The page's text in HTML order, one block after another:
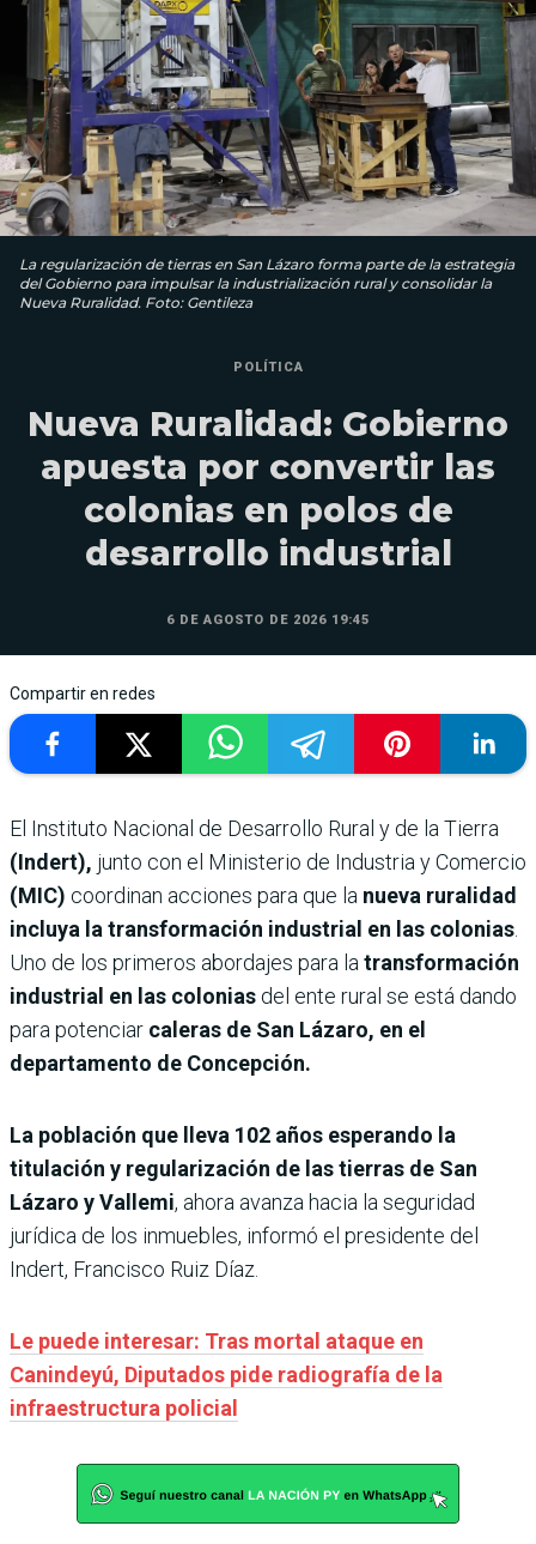
La regularización de tierras en San Lázaro forma parte de la estrategia
del Gobierno para impulsar la industrialización rural y consolidar la
Nueva Ruralidad. Foto: Gentileza
POLÍTICA
Nueva Ruralidad: Gobierno
apuesta por convertir las
colonias en polos de
desarrollo industrial
6 DE AGOSTO DE 2026 19:45
Compartir en redes
El Instituto Nacional de Desarrollo Rural y de la Tierra
(Indert), junto con el Ministerio de Industria y Comercio
(MIC) coordinan acciones para que la nueva ruralidad
incluya la transformación industrial en las colonias
Uno de los primeros abordajes para la transformación
industrial en las colonias del ente rural se está dando
para potenciar caleras de San Lázaro, en el
departamento de Concepción.
La población que lleva 102 años esperando la
titulación y regularización de las tierras de San
Lázaro y Vallemi, ahora avanza hacia la seguridad
jurídica de los inmuebles, informó el presidente del
Indert, Francisco Ruiz Díaz.
Le puede interesar: Tras mortal ataque en
Canindeyú, Diputados pide radiografía de la
infraestructura policial